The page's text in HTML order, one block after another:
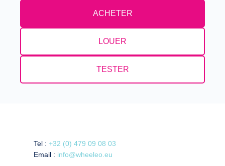
ACHETER
LOUER
TESTER
Tel :+32 (0) 479 09 08 03
Email : info@wheeleo.eu